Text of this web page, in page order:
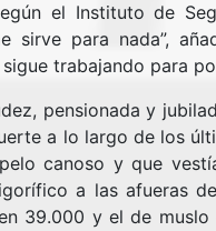
el Instituto de
sirve para nada”,
trabajando para
pensionada y
a lo largo de los
canoso y que
a las afueras
39.000 y el de muslo